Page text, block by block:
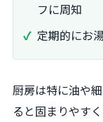
フに周知
定期的にお
厨房は特に油や
ると固まりやす